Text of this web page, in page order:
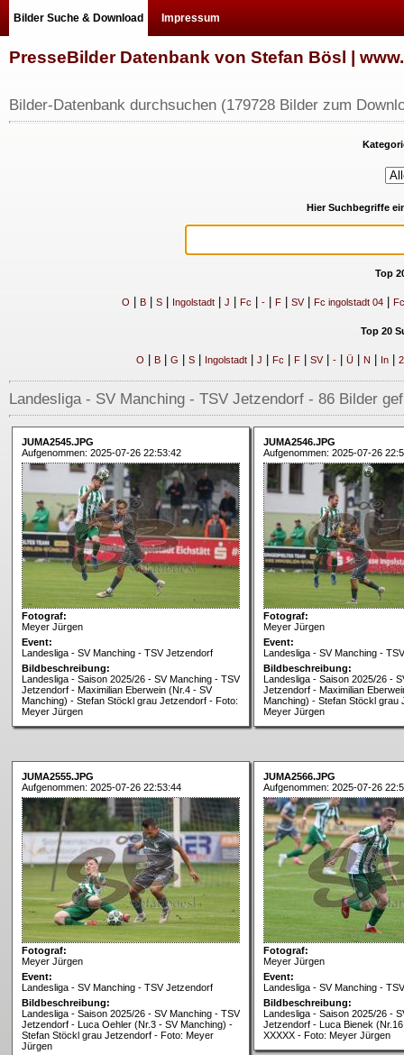
Bilder Suche & Download Impressum
PresseBilder Datenbank von Stefan Bösl |
Bilder-Datenbank durchsuchen (179728 Bilder zum
Hier Suchbegriffe
Top
O B| S| Ingolstadt| J Fc -| F| SV| Fc ingolstadt 04|
Top 20
O B| G S| Ingolstadt| J Fc F| SV| -| Ü| N In| 2
Landesliga - SV Manching - TSV Jetzendorf - 86 Bilder
JUMA2545.JPG
Aufgenommen: 2025-07-26 22:53:42
Fotograf:
Meyer Jürgen
Event:
Landesliga - SV Manching - TSV Jetzendorf
Bildbeschreibung:
Landesliga - Saison 2025/26 - SV Manching - TSV
Jetzendorf - Maximilian Eberwein (Nr.4 - SV
Manching) - Stefan Stöckl grau Jetzendorf - Foto:
Meyer Jürgen
JUMA2546.JPG
Aufgenommen: 2025-07-26
Fotograf:
Meyer Jürgen
Event:
Landesliga - SV Manching -
Bildbeschreibung:
Landesliga - Saison 2025/26 -
Jetzendorf - Maximilian
Manching) - Stefan Stöckl grau
Meyer Jürgen
JUMA2555.JPG
Aufgenommen: 2025-07-26 22:53:44
Fotograf:
Meyer Jürgen
Event:
Landesliga - SV Manching - TSV Jetzendorf
Bildbeschreibung:
Landesliga - Saison 2025/26 - SV Manching - TSV
Jetzendorf - Luca Oehler (Nr.3 - SV Manching) -
Stefan Stöckl grau Jetzendorf - Foto: Meyer
Jürgen
JUMA2566.JPG
Aufgenommen: 2025-07-26
Fotograf:
Meyer Jürgen
Event:
Landesliga - SV Manching -
Bildbeschreibung:
Landesliga - Saison 2025/26 -
Jetzendorf - Luca Bienek
XXXXX - Foto: Meyer Jürgen